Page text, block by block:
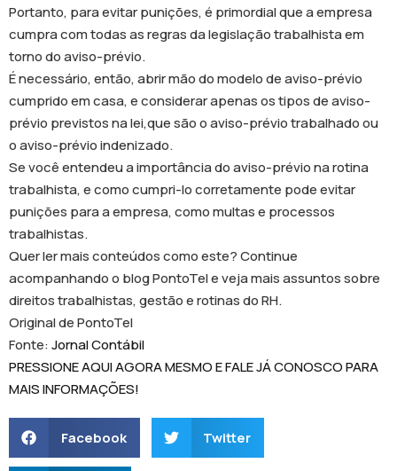
Portanto, para evitar punições, é primordial que a empresa
cumpra com todas as regras da legislação trabalhista em
torno do aviso-prévio.
É necessário, então, abrir mão do modelo de aviso-prévio
cumprido em casa, e considerar apenas os tipos de aviso-
prévio previstos na lei,que são o aviso-prévio trabalhado ou
o aviso-prévio indenizado.
Se você entendeu a importância do aviso-prévio na rotina
trabalhista, e como cumpri-lo corretamente pode evitar
punições para a empresa, como multas e processos
trabalhistas.
Quer ler mais conteúdos como este? Continue
acompanhando o blog PontoTel e veja mais assuntos sobre
direitos trabalhistas, gestão e rotinas do RH.
Original de PontoTel
Fonte:Jornal Contábil
PRESSIONE AQUI AGORA MESMO E FALE JÁ CONOSCO PARA
MAIS INFORMAÇÕES!
Facebook Twitter